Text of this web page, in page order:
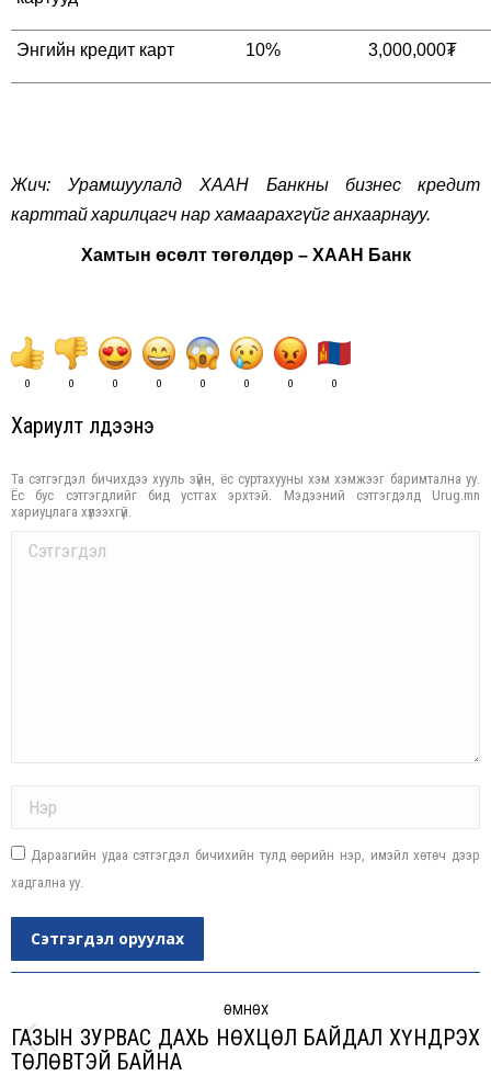
Энгийн кредит карт 10% 3,000,000₮
Жич: Урамшуулалд ХААН Банкны бизнес
кредит
карттайхарилцагч нар хамаарахгүйганхаарнауу.
Хамтын өсөлт төгөлдөр – ХААН Банк
0 0 0 0 0 0 0 0
Хариулт үлдээнэ үү
Та сэтгэгдэл бичихдээ хууль зүйн, ёс суртахууны хэм хэмжээг баримтална уу.
Ёс бус сэтгэгдлийг бид устгах эрхтэй. Мэдээний сэтгэгдэлд Urug.mn
хариуцлага хүлээхгүй.
Comment
Дараагийн удаа сэтгэгдэл бичихийн тулд өөрийн нэр, имэйл хөтөч дээр
хадгална уу.
Сэтгэгдэл оруулах
ӨМНӨХ
Previous
ГАЗЫН ЗУРВАС ДАХЬ НӨХЦӨЛ БАЙДАЛ ХҮНДРЭХ
ТӨЛӨВТЭЙ БАЙНА